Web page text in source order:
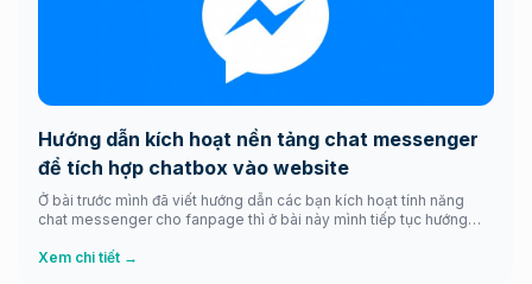
Hướng dẫn kích hoạt nền tảng chat messenger
để tích hợp chatbox vào website
Ở bài trước mình đã viết hướng dẫn các bạn kích hoạt tính năng
chat messenger cho fanpage thì ở bài này mình tiếp tục hướng
của bạn làm chatbox tăng độ tương tác. Xem thêm: Hướng dẫn
Xem chi tiết →